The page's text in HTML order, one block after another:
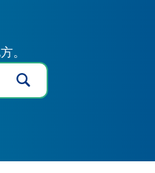
。